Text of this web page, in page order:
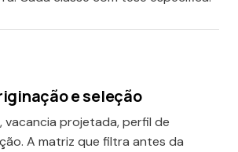
e seleção
vacancia projetada, perfil de
A matriz que filtra antes da